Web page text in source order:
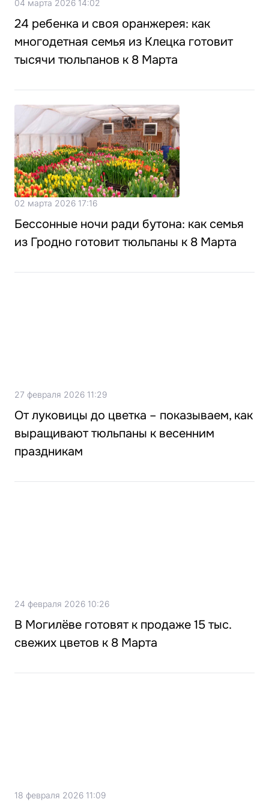
04 марта 2026 14:02
24 ребенка и своя оранжерея: как
многодетная семья из Клецка готовит
тысячи тюльпанов к 8 Марта
02 марта 2026 17:16
Бессонные ночи ради бутона: как семья
из Гродно готовит тюльпаны к 8 Марта
27 февраля 2026 11:29
От луковицы до цветка – показываем, как
выращивают тюльпаны к весенним
праздникам
24 февраля 2026 10:26
В Могилёве готовят к продаже 15 тыс.
свежих цветов к 8 Марта
18 февраля 2026 11:09